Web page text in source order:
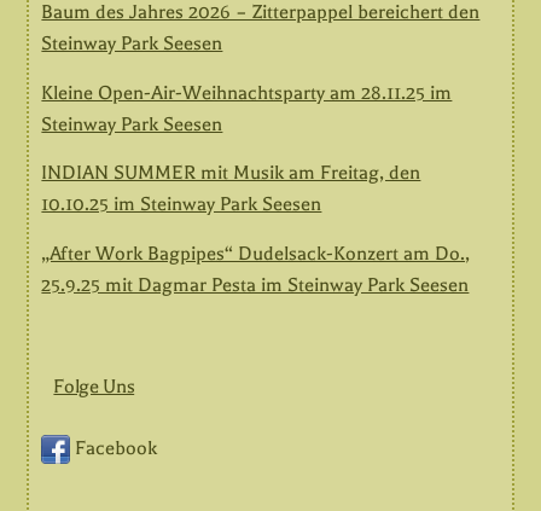
Baum des Jahres 2026 – Zitterpappel bereichert den
Steinway Park Seesen
Kleine Open-Air-Weihnachtsparty am 28.11.25 im
Steinway Park Seesen
INDIAN SUMMER mit Musik am Freitag, den
10.10.25 im Steinway Park Seesen
„After Work Bagpipes“ Dudelsack-Konzert am Do.,
25.9.25 mit Dagmar Pesta im Steinway Park Seesen
Folge Uns
Facebook